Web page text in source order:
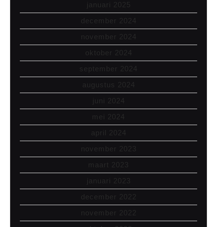
januari 2025
december 2024
november 2024
oktober 2024
september 2024
augustus 2024
juni 2024
mei 2024
april 2024
november 2023
maart 2023
januari 2023
december 2022
november 2022